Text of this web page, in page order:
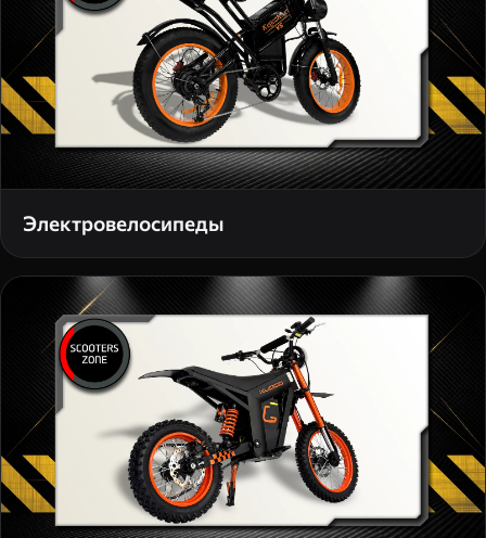
Электровелосипеды